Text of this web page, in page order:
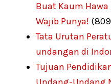
Buat Kaum Hawa
Wajib Punya!
Tata Urutan
undangan di
Tujuan